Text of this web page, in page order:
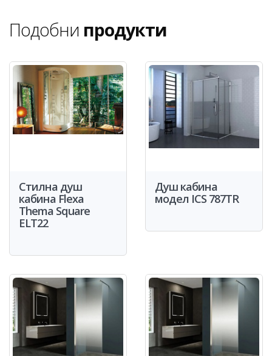
Подобни продукти
Стилна душ
кабина Flexa
Thema Square
ELT22
Душ кабина
модел ICS 787TR